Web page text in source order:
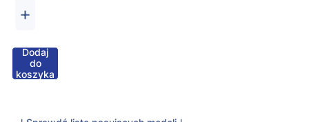
+
Dodaj
do
koszyka